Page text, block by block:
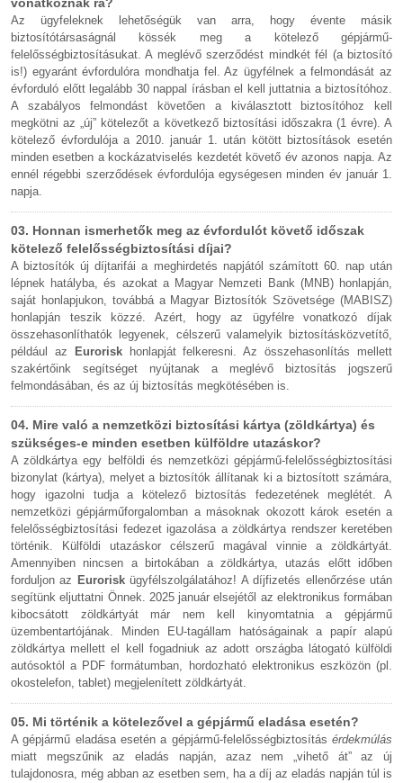
Az ügyfeleknek lehetőségük van arra, hogy évente másik
biztosítótársaságnál kössék meg a kötelező gépjármű-
felelősségbiztosításukat. A meglévő szerződést mindkét fél (a biztosító
is!) egyaránt évfordulóra mondhatja fel. Az ügyfélnek a felmondását az
évforduló előtt legalább 30 nappal írásban el kell juttatnia a biztosítóhoz.
A szabályos felmondást követően a kiválasztott biztosítóhoz kell
megkötni az „új” kötelezőt a következő biztosítási időszakra (1 évre). A
kötelező évfordulója a 2010. január 1. után kötött biztosítások esetén
minden esetben a kockázatviselés kezdetét követő év azonos napja. Az
ennél régebbi szerződések évfordulója egységesen minden év január 1.
napja.
03. Honnan ismerhetők meg az évfordulót követő időszak
kötelező felelősségbiztosítási díjai?
A biztosítók új díjtarifái a meghirdetés napjától számított 60. nap után
lépnek hatályba, és azokat a Magyar Nemzeti Bank (MNB) honlapján,
saját honlapjukon, továbbá a Magyar Biztosítók Szövetsége (MABISZ)
honlapján teszik közzé. Azért, hogy az ügyfélre vonatkozó díjak
összehasonlíthatók legyenek, célszerű valamelyik biztosításközvetítő,
például az
Euroriskhonlapját felkeresni. Az összehasonlítás mellett
szakértőink segítséget nyújtanak a meglévő biztosítás jogszerű
felmondásában, és az új biztosítás megkötésében is.
04. Mire való a nemzetközi biztosítási kártya (zöldkártya) és
szükséges-e minden esetben külföldre utazáskor?
A zöldkártya egy belföldi és nemzetközi gépjármű-felelősségbiztosítási
bizonylat (kártya), melyet a biztosítók állítanak ki a biztosított számára,
hogy igazolni tudja a kötelező biztosítás fedezetének meglétét. A
nemzetközi gépjárműforgalomban a másoknak okozott károk esetén a
felelősségbiztosítási fedezet igazolása a zöldkártya rendszer keretében
történik. Külföldi utazáskor célszerű magával vinnie a zöldkártyát.
Amennyiben nincsen a birtokában a zöldkártya, utazás előtt időben
forduljon az Euroriskügyfélszolgálatához! A díjfizetés ellenőrzése után
segítünk eljuttatni Önnek. 2025 január elsejétől az elektronikus formában
kibocsátott zöldkártyát már nem kell kinyomtatnia a gépjármű
üzembentartójának. Minden EU-tagállam hatóságainak a papír alapú
zöldkártya mellett el kell fogadniuk az adott országba látogató külföldi
autósoktól a PDF formátumban, hordozható elektronikus eszközön (pl.
okostelefon, tablet) megjelenített zöldkártyát.
05. Mi történik a kötelezővel a gépjármű eladása esetén?
A gépjármű eladása esetén a gépjármű-felelősségbiztosítás érdekmúlás
miatt megszűnik az eladás napján, azaz nem „vihető át” az új
tulajdonosra, még abban az esetben sem, ha a díj az eladás napján túl is